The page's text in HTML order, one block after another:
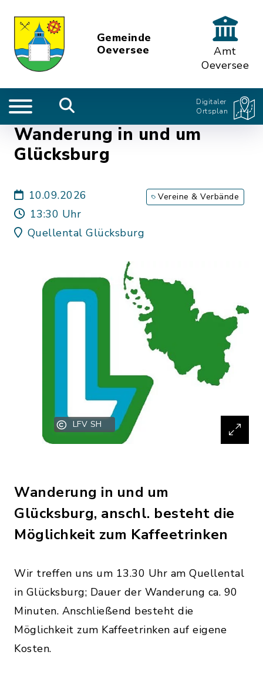
Gemeinde
Oeversee
Amt
Oeversee
Digitaler
Ortsplan
Wanderung in und um
Glücksburg
10.09.2026
13:30 Uhr
Quellental Glücksburg
Vereine & Verbände
LFV SH
Wanderung in und um
Glücksburg, anschl. besteht die
Möglichkeit zum Kaffeetrinken
Wir treffen uns um 13.30 Uhr am Quellental
in Glücksburg; Dauer der Wanderung ca. 90
Minuten. Anschließend besteht die
Möglichkeit zum Kaffeetrinken auf eigene
Kosten.